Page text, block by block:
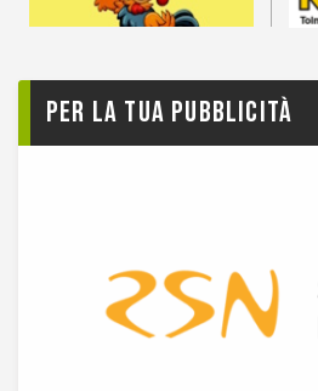
Per la tua pubblicità